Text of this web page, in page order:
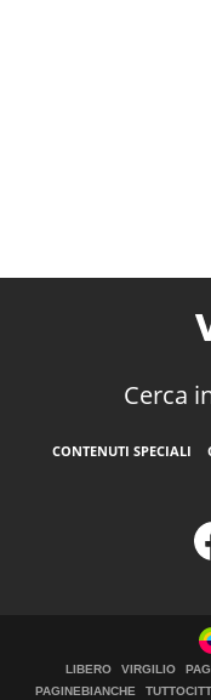
Cerca
CONTENUTI SPECIALI
LIBERO VIRGILIO
PAGINEBIANCHE